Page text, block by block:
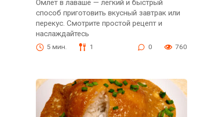
Омлет в лаваше — легкий и быстрый
способ приготовить вкусный завтрак или
перекус. Смотрите простой рецепт и
наслаждайтесь
5 мин. 1 0 760